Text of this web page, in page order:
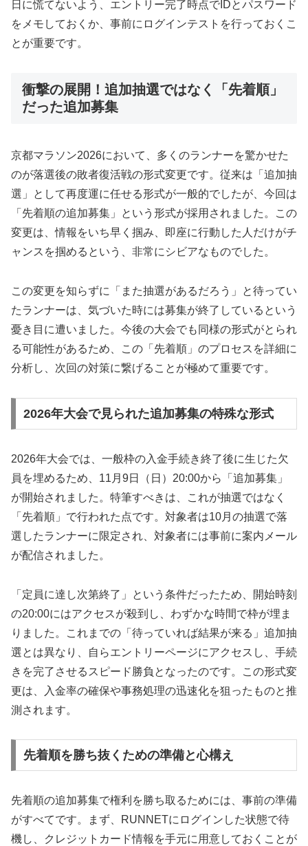
日に慌てないよう、エントリー完了時点でIDとパスワード
をメモしておくか、事前にログインテストを行っておくこ
とが重要です。
衝撃の展開！追加抽選ではなく「先着順」
だった追加募集
京都マラソン2026において、多くのランナーを驚かせた
のが落選後の敗者復活戦の形式変更です。従来は「追加抽
選」として再度運に任せる形式が一般的でしたが、今回は
「先着順の追加募集」という形式が採用されました。この
変更は、情報をいち早く掴み、即座に行動した人だけがチ
ャンスを掴めるという、非常にシビアなものでした。
この変更を知らずに「また抽選があるだろう」と待ってい
たランナーは、気づいた時には募集が終了しているという
憂き目に遭いました。今後の大会でも同様の形式がとられ
る可能性があるため、この「先着順」のプロセスを詳細に
分析し、次回の対策に繋げることが極めて重要です。
2026年大会で見られた追加募集の特殊な形式
2026年大会では、一般枠の入金手続き終了後に生じた欠
員を埋めるため、11月9日（日）20:00から「追加募集」
が開始されました。特筆すべきは、これが抽選ではなく
「先着順」で行われた点です。対象者は10月の抽選で落
選したランナーに限定され、対象者には事前に案内メール
が配信されました。
「定員に達し次第終了」という条件だったため、開始時刻
の20:00にはアクセスが殺到し、わずかな時間で枠が埋ま
りました。これまでの「待っていれば結果が来る」追加抽
選とは異なり、自らエントリーページにアクセスし、手続
きを完了させるスピード勝負となったのです。この形式変
更は、入金率の確保や事務処理の迅速化を狙ったものと推
測されます。
先着順を勝ち抜くための準備と心構え
先着順の追加募集で権利を勝ち取るためには、事前の準備
がすべてです。まず、RUNNETにログインした状態で待
機し、クレジットカード情報を手元に用意しておくことが